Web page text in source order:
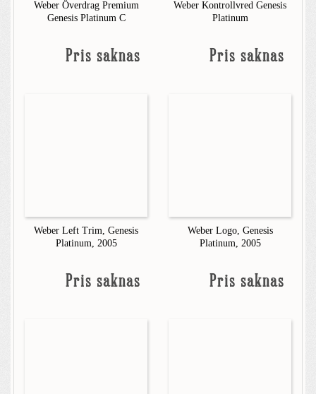
Weber Överdrag Premium
Genesis Platinum C
Pris saknas
Weber Kontrollvred Genesis
Platinum
Pris saknas
Weber Left Trim, Genesis
Platinum, 2005
Pris saknas
Weber Logo, Genesis
Platinum, 2005
Pris saknas